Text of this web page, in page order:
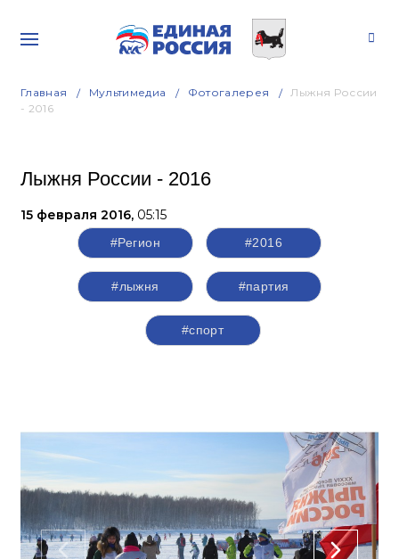
Главная Мультимедиа Фотогалерея
Лыжня России
- 2016
Лыжня России - 2016
15 февраля 2016, 05:15
#Регион #2016
#лыжня #партия
#спорт